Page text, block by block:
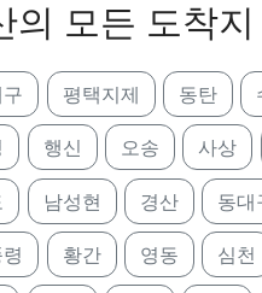
의 모든 도착지
평택지제 동탄
행신 오송 사상
남성현 경산 동대
황간 영동 심천